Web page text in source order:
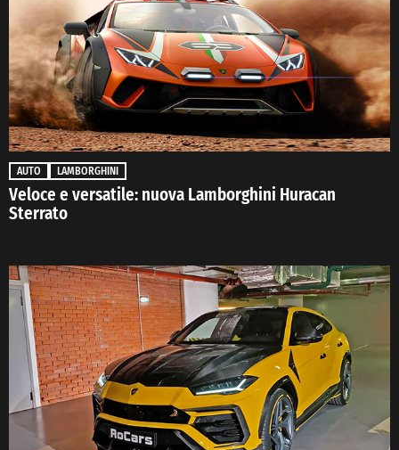
AUTO LAMBORGHINI
Veloce e versatile: nuova Lamborghini Huracan
Sterrato